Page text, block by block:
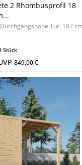
2 Rhombusprofil 18
Tür: 187 cm
Stück
849,00 €